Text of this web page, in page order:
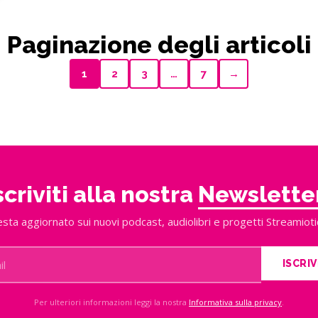
Paginazione degli articoli
1 2 3 … 7 →
alla nostra
aggiornato sui nuovi podcast, audiolibri e progetti
Per ulteriori informazioni leggi la nostra Informativa sulla privacy